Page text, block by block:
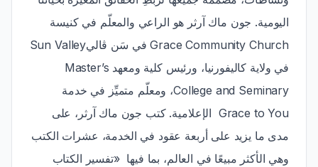
اليومية. جون ماك آرثر هو الراعي والمعلّم في كنيسة
Grace Community Church في سَن ڤالي Sun Valley
في ولاية كاليفورنيا، ورئيس كلية ومعهد Master’s
College and Seminary، ومعلّم متميِّز في خدمة
Grace to You الإعلامية. كتب جون ماك آرثر، على
مدى ما يزيد على أربعة عقود في الخدمة، عشرات الكتب
وهي الأكثر مبيعًا في العالم، بما فيها «تفسير الكتاب